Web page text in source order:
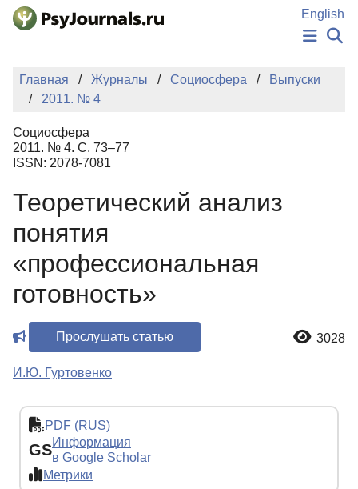
Перейти к основному содержанию
English
НОВОСТИ
Главная Журналы Социосфера
Выпуски
2011. № 4
Социосфера
2011. № 4. С. 73–77
ISSN: 2078-7081
Теоретический анализ
понятия
«профессиональная
готовность»
Прослушать статью 3028
И.Ю. Гуртовенко
PDF (RUS)
GSИнформация
в Google Scholar
Метрики